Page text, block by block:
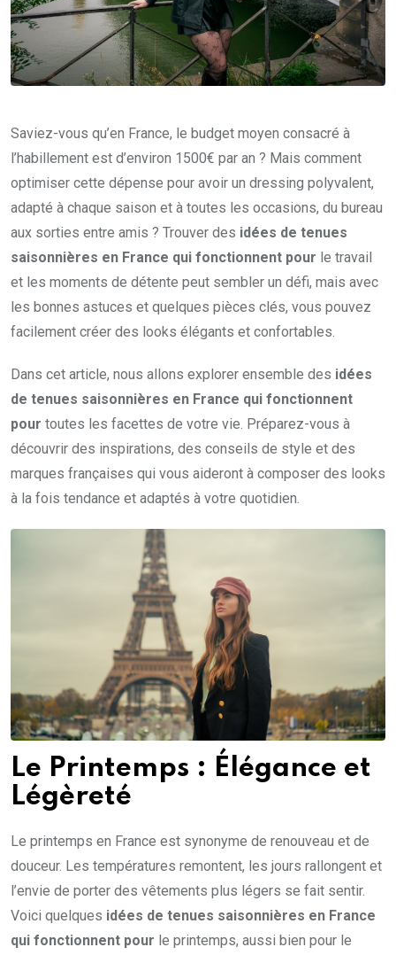
Saviez-vous qu’en France, le budget moyen consacré à
l’habillement est d’environ 1500€ par an ? Mais comment
optimiser cette dépense pour avoir un dressing polyvalent,
adapté à chaque saison et à toutes les occasions, du bureau
aux sorties entre amis ? Trouver des idées de tenues
saisonnières en France qui fonctionnent pour le travail
et les moments de détente peut sembler un défi, mais avec
les bonnes astuces et quelques pièces clés, vous pouvez
facilement créer des looks élégants et confortables.
Dans cet article, nous allons explorer ensemble des idées
de tenues saisonnières en France qui fonctionnent
pour toutes les facettes de votre vie. Préparez-vous à
découvrir des inspirations, des conseils de style et des
marques françaises qui vous aideront à composer des looks
à la fois tendance et adaptés à votre quotidien.
Le Printemps : Élégance et
Légèreté
Le printemps en France est synonyme de renouveau et de
douceur. Les températures remontent, les jours rallongent et
l’envie de porter des vêtements plus légers se fait sentir.
Voici quelques idées de tenues saisonnières en France
qui fonctionnent pour le printemps, aussi bien pour le